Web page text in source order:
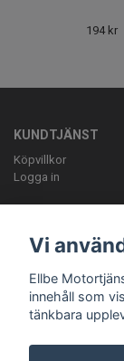
194 kr
KUNDTJÄNST
Köpvillkor
Logga in
Vi
Ellbe
innehåll som
tänkbara